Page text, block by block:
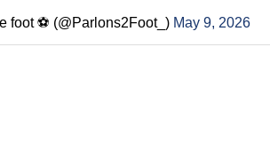
foot ⚽ (@Parlons2Foot_) May 9, 2026